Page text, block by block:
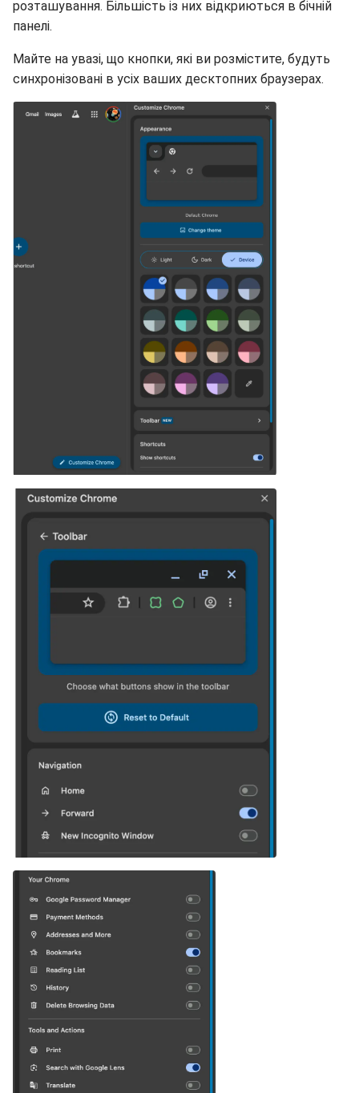
розташування. Більшість із них відкриються в бічній
панелі.
Майте на увазі, що кнопки, які ви розмістите, будуть
синхронізовані в усіх ваших десктопних браузерах.